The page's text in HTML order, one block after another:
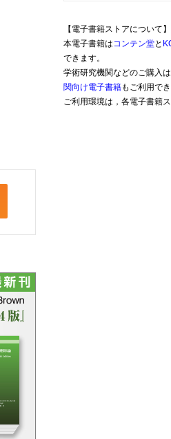
【電子書籍ストアについて】
本電子書籍はコンテン堂と
できます。
学術研究機関などのご購入は
関向け電子書籍もご利用でき
ご利用環境は，各電子書籍